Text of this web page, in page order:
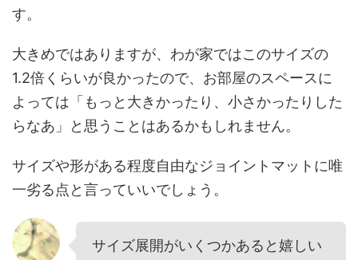
す。
大きめではありますが、わが家ではこのサイズの
1.2倍くらいが良かったので、お部屋のスペースに
よっては「もっと大きかったり、小さかったりした
らなあ」と思うことはあるかもしれません。
サイズや形がある程度自由なジョイントマットに唯
一劣る点と言っていいでしょう。
サイズ展開がいくつかあると嬉しい